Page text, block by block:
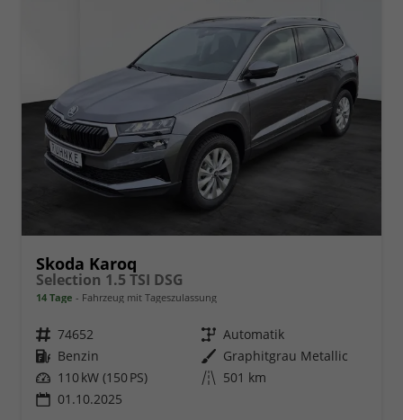
Skoda Karoq
Selection 1.5 TSI DSG
14 Tage Fahrzeug mit Tageszulassung
Fahrzeugnr. 74652 Getriebe Automatik
Kraftstoff Benzin Außenfarbe Graphitgrau Metallic
Leistung 110 kW (150 PS) Kilometerstand 501 km
01.10.2025